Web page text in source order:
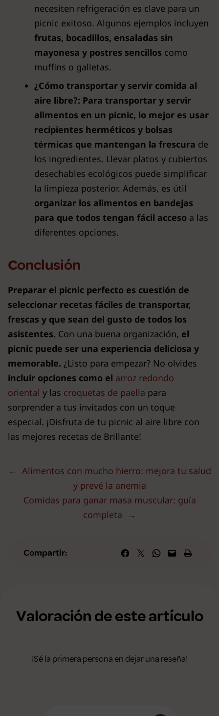
necesiten refrigeración es clave para un
picnic exitoso. Algunos ejemplos incluyen
frutas, bocadillos, ensaladas sin
mayonesa y postres sencillos como
muffins o galletas.
¿Cómo transportar y servir comida al
aire libre?: Para transportar y servir
alimentos en un picnic, lo mejor es usar
recipientes herméticos y bolsas
térmicas que mantengan la frescura de
los ingredientes. Llevar platos y cubiertos
desechables ecológicos puede simplificar
la limpieza posterior. Además, es útil
organizar los alimentos en bandejas
para que todos tengan fácil acceso a las
diferentes opciones.
Conclusión
Preparar el picnic perfecto es cuestión de
seleccionar recetas fáciles de transportar,
frescas y que sean del gusto de todos los
asistentes. Con una buena organización, el
picnic puede ser una experiencia deliciosa y
memorable. ¿Listo para empezar? No olvides
incluir opciones como el arroz redondo
oriental y las croquetas de paella para
sorprender a tus invitados con un toque
especial. ¡Disfruta de tu picnic al aire libre con
las mejores recetas de Brillante!
← Alimentos con mucho hierro: mejora tu salud
y prevé la anemia
Comidas para ganar masa muscular: guía
completa →
Compartir: Compartir en Facebook
Compartir en X Compartir en WhatsApp
Envía esta página por correo
Imprime esta
Valoración de este artículo
¡Sé la primera persona en dejar una reseña!